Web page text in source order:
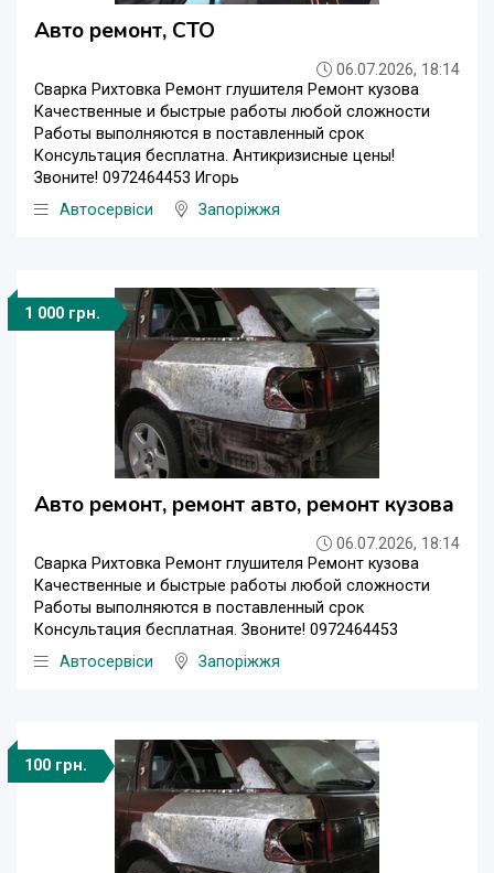
Авто ремонт, СТО
06.07.2026, 18:14
Сварка Рихтовка Ремонт глушителя Ремонт кузова
Качественные и быстрые работы любой сложности
Работы выполняются в поставленный срок
Консультация бесплатна. Антикризисные цены!
Звоните! 0972464453 Игорь
Автосервіси
Запоріжжя
1 000 грн.
Авто ремонт, ремонт авто, ремонт кузова
06.07.2026, 18:14
Сварка Рихтовка Ремонт глушителя Ремонт кузова
Качественные и быстрые работы любой сложности
Работы выполняются в поставленный срок
Консультация бесплатная. Звоните! 0972464453
Автосервіси
Запоріжжя
100 грн.